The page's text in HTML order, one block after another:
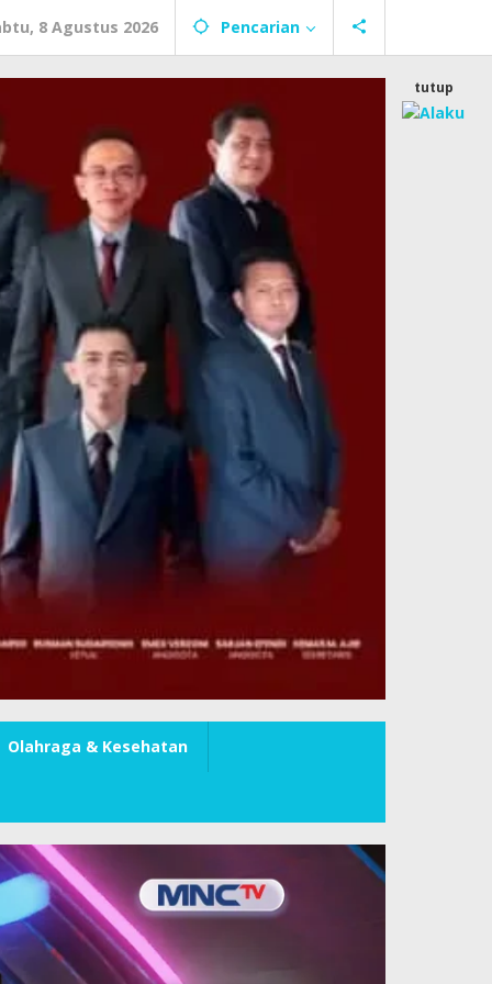
8 Agustus 2026 Pencarian
Olahraga & Kesehatan
tutup